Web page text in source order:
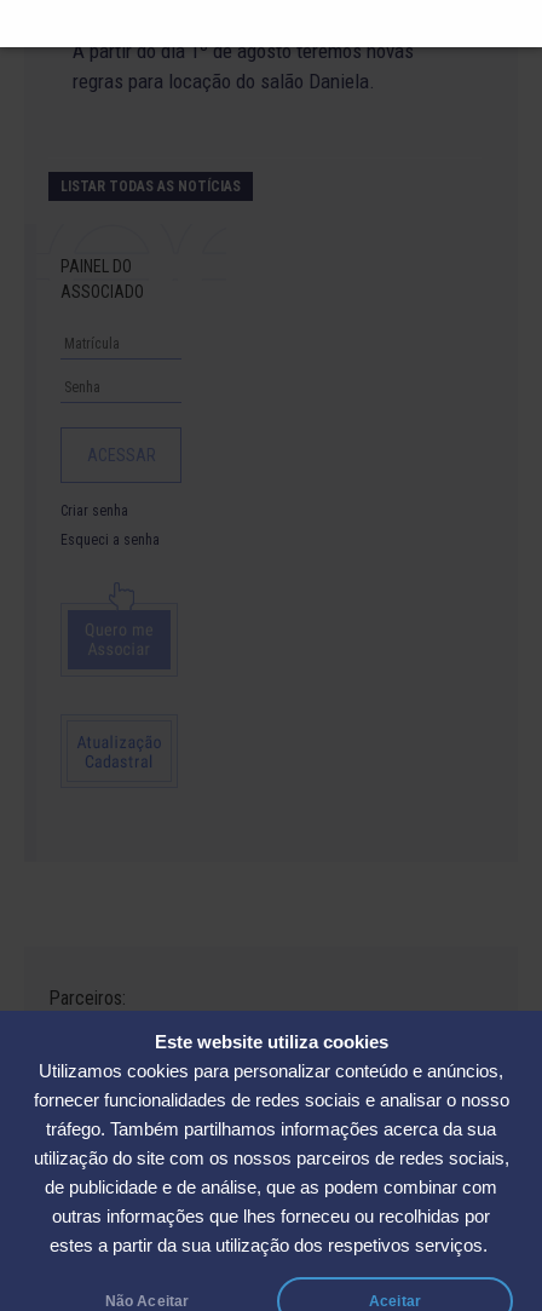
Este website utiliza cookies
Utilizamos cookies para personalizar conteúdo e anúncios,
fornecer funcionalidades de redes sociais e analisar o nosso
tráfego. Também partilhamos informações acerca da sua
utilização do site com os nossos parceiros de redes sociais,
de publicidade e de análise, que as podem combinar com
outras informações que lhes forneceu ou recolhidas por
estes a partir da sua utilização dos respetivos serviços.
Não Aceitar Aceitar
A partir do dia 1º de agosto teremos novas
regras para locação do salão Daniela.
LISTAR TODAS AS NOTÍCIAS
PAINEL DO
ASSOCIADO
Criar senha
Esqueci a senha
Parceiros:
Avenida César Seara, 560 - Florianópolis | Telefones: (48) 3234-2986
- (48) 3234-2089 - (48) 3233-5370. | E-mail:elase@elase.com.br
Sede de Praia: Rua Elke Hering, 70, Barra da Lagoa - Florianópolis |
Telefone 48 3365-5789 | E-mail:sedepraia@elase.com.br